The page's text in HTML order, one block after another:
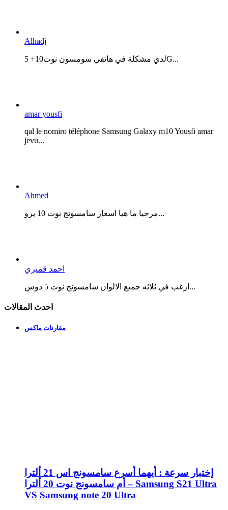
Alhadj
لدي مشكلة في هاتفي سومسون نوت10+ 5G...
amar yousfi
qal le nomiro téléphone Samsung Galaxy m10 Yousfi amar
jevu...
Ahmed
مرحبا ما هيا اسعار سامسونج نوت 10 برو...
احمد قميري
ارغب في ثلاثه جميع الالوان سامسونج نوت 5 دوس...
احدث المقالات
مقارنات ماكس
إختبار سرعة : أيهما أسرع سامسونج اس 21 ألترا
أم سامسونج نوت 20 ألترا – Samsung S21 Ultra
VS Samsung note 20 Ultra